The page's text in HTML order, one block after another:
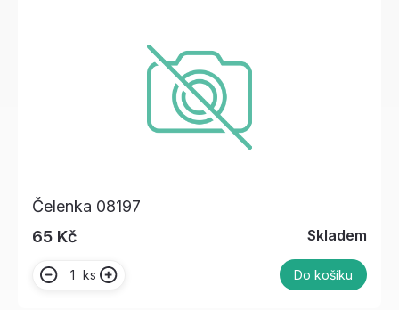
Čelenka 08197
65 Kč
Skladem
ks Do košíku